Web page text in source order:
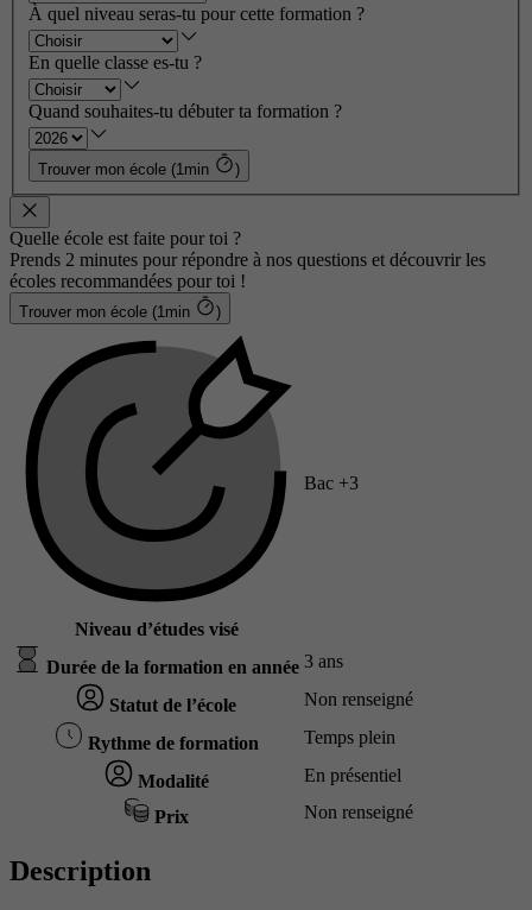
À quel niveau seras-tu pour cette formation ?
En quelle classe es-tu ?
Quand souhaites-tu débuter ta formation ?
Trouver mon école (1min )
Quelle école est faite pour toi ?
Prends 2 minutes pour répondre à nos questions et découvrir les
écoles recommandées pour toi !
Trouver mon école (1min )
Niveau d’études visé
Bac +3
Durée de la formation en année 3 ans
Statut de l’école Non renseigné
Rythme de formation Temps plein
Modalité En présentiel
Prix Non renseigné
Description